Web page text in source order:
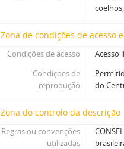
Zona de condições de acesso
Condições de acesso
Acesso
Condiçoes de
reprodução
do
Zona do controlo da descrição
Regras ou convenções
utilizadas